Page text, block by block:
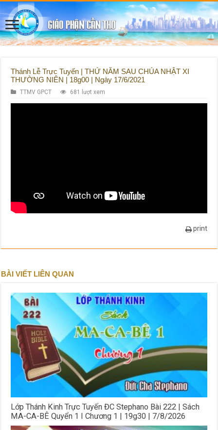
Thánh Lễ Trực Tuyến | THỨ NĂM SAU CHÚA NHẬT XI
THƯỜNG NIÊN | 18g00 | Ngày 17/6/2021
TTMV GPCT 681 lượt xem
print
BÀI VIẾT LIÊN QUAN
Lớp Thánh Kinh Trực Tuyến ĐC Stephano Bài 222 | Sách
MA-CA-BÊ Quyển 1 I Chương 1 | 19g30 | 7/8/2026